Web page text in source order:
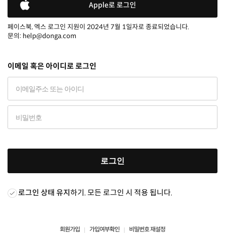
Apple로 로그인
페이스북, 엑스 로그인 지원이 2024년 7월 1일자로 종료되었습니다.
문의: help@donga.com
이메일 혹은 아이디로 로그인
로그인
로그인 상태 유지하기. 모든 로그인 시 적용 됩니다.
회원가입 가입여부확인 비밀번호 재설정